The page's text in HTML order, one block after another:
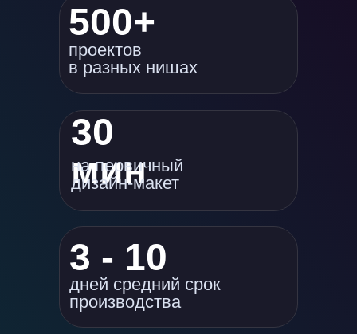
500+
3 - 10
30
мин
проектов
в разных нишах
дней средний срок
производства
на первичный
дизайн-макет